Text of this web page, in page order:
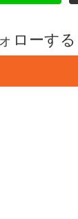
ローする